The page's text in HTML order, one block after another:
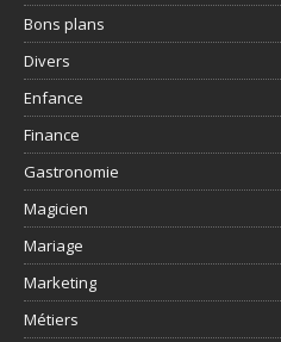
Bons plans
Divers
Enfance
Finance
Gastronomie
Magicien
Mariage
Marketing
Métiers